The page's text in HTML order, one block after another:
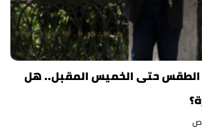
الطقس حتى الخميس المقبل.. هل